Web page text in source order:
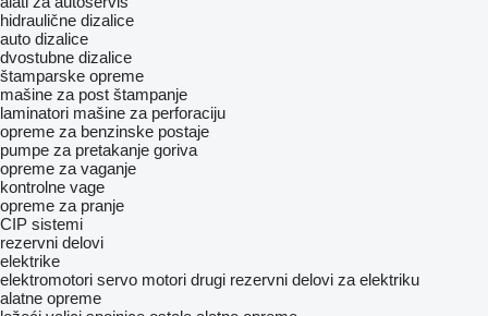
hidraulične dizalice
auto dizalice
dvostubne dizalice
štamparske opreme
mašine za post štampanje
laminatori mašine za perforaciju
opreme za benzinske postaje
pumpe za pretakanje goriva
opreme za vaganje
kontrolne vage
opreme za pranje
CIP sistemi
rezervni delovi
elektrike
elektromotori servo motori drugi rezervni delovi za elektriku
alatne opreme